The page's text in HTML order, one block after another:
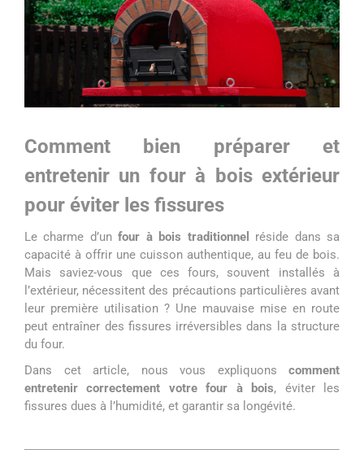
Comment bien préparer et
entretenir un four à bois extérieur
pour éviter les fissures
Le charme d’unfour à bois traditionnel
réside dans sa
capacité à offrir une cuisson authentique, au feu de bois.
Mais saviez-vous que ces fours, souvent installés à
l’extérieur, nécessitent des précautions particulières avant
leur première utilisation ? Une mauvaise mise en route
peut entraîner des fissures irréversibles dans la structure
du four.
Dans cet article, nous vous expliquons comment
entretenir correctement votre four à bois, éviter les
fissures dues à l’humidité, et garantir sa longévité.